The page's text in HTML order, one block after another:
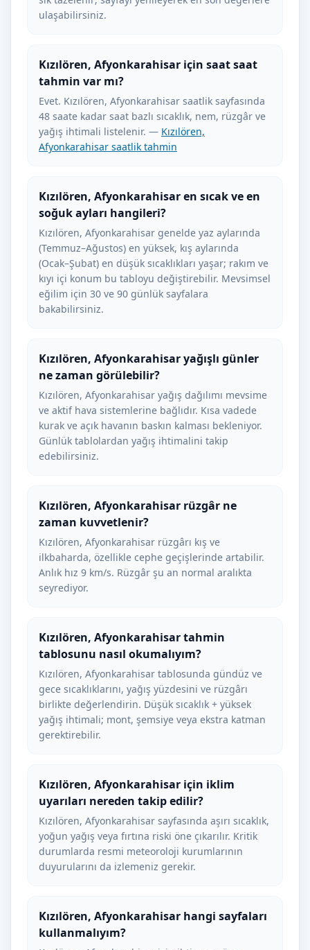
ulaşabilirsiniz.
Kızılören, Afyonkarahisar için saat saat
tahmin var mı?
Evet. Kızılören, Afyonkarahisar saatlik sayfasında
48 saate kadar saat bazlı sıcaklık, nem, rüzgâr ve
yağış ihtimali listelenir. — Kızılören,
Afyonkarahisar saatlik tahmin
Kızılören, Afyonkarahisar en sıcak ve en
soğuk ayları hangileri?
Kızılören, Afyonkarahisar genelde yaz aylarında
(Temmuz–Ağustos) en yüksek, kış aylarında
(Ocak–Şubat) en düşük sıcaklıkları yaşar; rakım ve
kıyı içi konum bu tabloyu değiştirebilir. Mevsimsel
eğilim için 30 ve 90 günlük sayfalara
bakabilirsiniz.
Kızılören, Afyonkarahisar yağışlı günler
ne zaman görülebilir?
Kızılören, Afyonkarahisar yağış dağılımı mevsime
ve aktif hava sistemlerine bağlıdır. Kısa vadede
kurak ve açık havanın baskın kalması bekleniyor.
Günlük tablolardan yağış ihtimalini takip
edebilirsiniz.
Kızılören, Afyonkarahisar rüzgâr ne
zaman kuvvetlenir?
Kızılören, Afyonkarahisar rüzgârı kış ve
ilkbaharda, özellikle cephe geçişlerinde artabilir.
Anlık hız 9 km/s. Rüzgâr şu an normal aralıkta
seyrediyor.
Kızılören, Afyonkarahisar tahmin
tablosunu nasıl okumalıyım?
Kızılören, Afyonkarahisar tablosunda gündüz ve
gece sıcaklıklarını, yağış yüzdesini ve rüzgârı
birlikte değerlendirin. Düşük sıcaklık + yüksek
yağış ihtimali; mont, şemsiye veya ekstra katman
gerektirebilir.
Kızılören, Afyonkarahisar için iklim
uyarıları nereden takip edilir?
Kızılören, Afyonkarahisar sayfasında aşırı sıcaklık,
yoğun yağış veya fırtına riski öne çıkarılır. Kritik
durumlarda resmi meteoroloji kurumlarının
duyurularını da izlemeniz gerekir.
Kızılören, Afyonkarahisar hangi sayfaları
kullanmalıyım?